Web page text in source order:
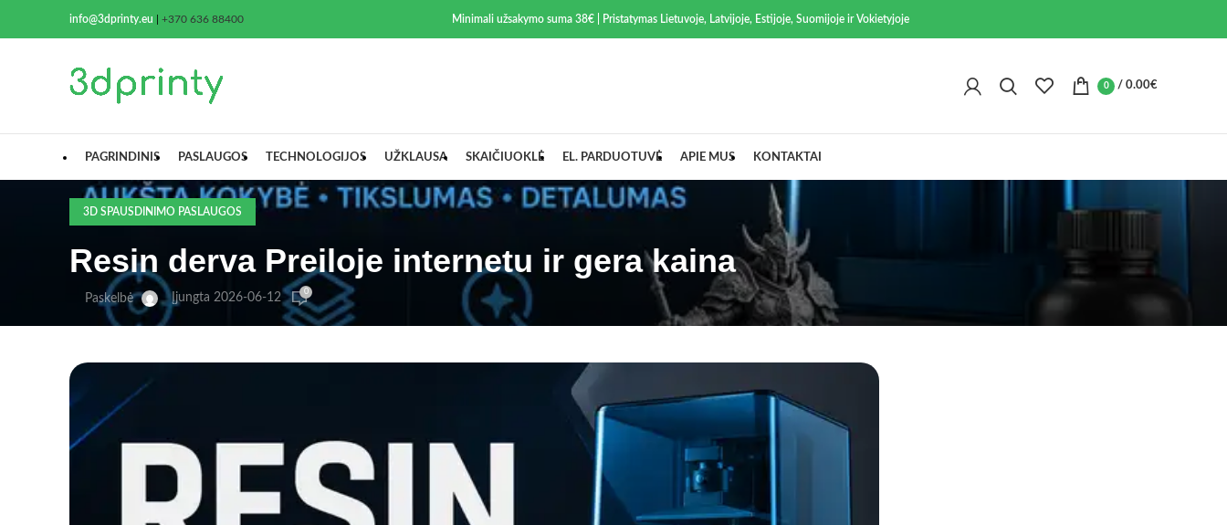
info@3dprinty.eu +370 636 88400 Minimali užsakymo suma 38€ | Pristatymas Lietuvoje, Latvijoje, Estijoje, Suomijoje ir Vokietyjoje
0 / 0.00€
PAGRINDINIS PASLAUGOS TECHNOLOGIJOS UŽKLAUSA SKAIČIUOKLĖ EL. PARDUOTUVĖ APIE MUS KONTAKTAI
3D SPAUSDINIMO PASLAUGOS
Resin derva Preiloje internetu ir gera kaina
Paskelbė Įjungta 2026-06-12 0